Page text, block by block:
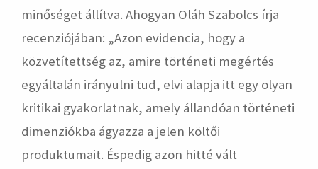
minőséget állítva. Ahogyan Oláh Szabolcs írja
recenziójában: „Azon evidencia, hogy a
közvetítettség az, amire történeti megértés
egyáltalán irányulni tud, elvi alapja itt egy olyan
kritikai gyakorlatnak, amely állandóan történeti
dimenziókba ágyazza a jelen költői
produktumait. Éspedig azon hitté vált